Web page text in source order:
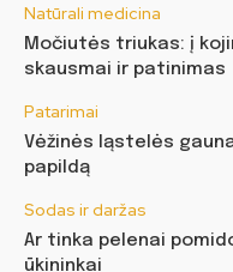
Natūrali medicina
Močiutės triukas: į
skausmai ir patinimas
Patarimai
Vėžinės ląstelės
papildą
Sodas ir daržas
Ar tinka pelenai
ūkininkai